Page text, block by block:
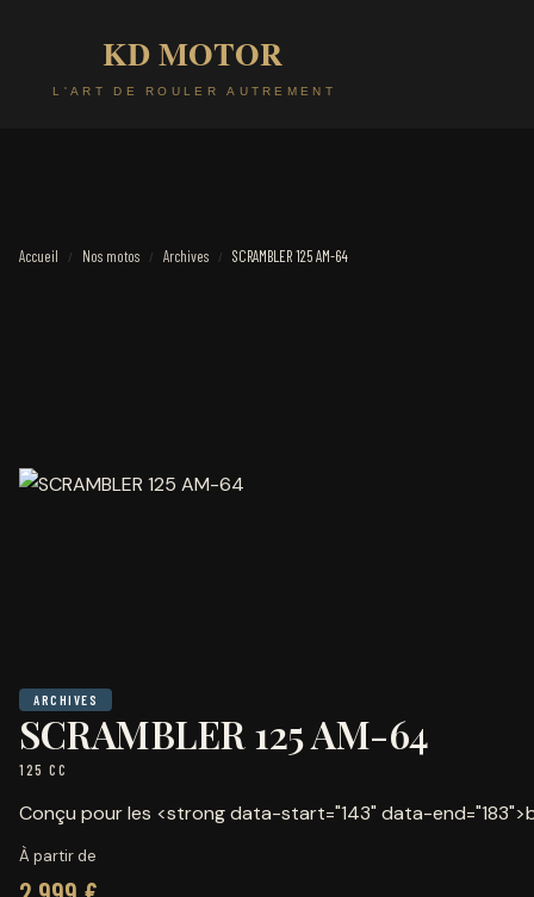
Accueil / Nos motos / Archives / SCRAMBLER 125 AM-64
ARCHIVES
SCRAMBLER 125 AM-64
125 CC
Conçu pour les <strong data-start="143" data-
À partir de